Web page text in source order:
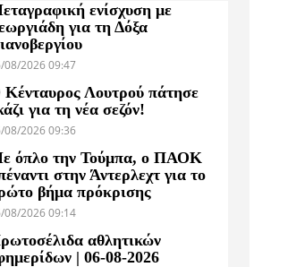
ενίσχυση με
για τη Δόξα
08/2026 09:47
Λουτρού πάτησε
για τη νέα σεζόν!
08/2026 09:36
όπλο την Τούμπα, ο ΠΑΟΚ
στην Άντερλεχτ για το
βήμα πρόκρισης
08/2026 09:14
αθλητικών
| 06-08-2026